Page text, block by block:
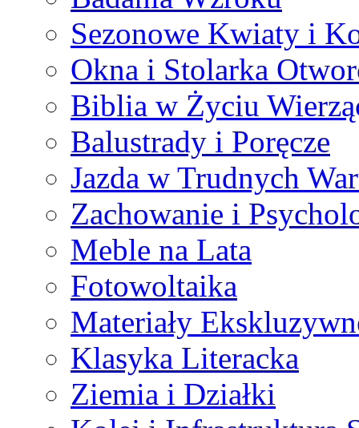
Sezonowe Kwiaty i
Okna i Stolarka
Biblia w Życiu
Balustrady i Poręcze
Jazda w Trudnych
Zachowanie i
Meble na Lata
Fotowoltaika
Materiały
Klasyka Literacka
Ziemia i Działki